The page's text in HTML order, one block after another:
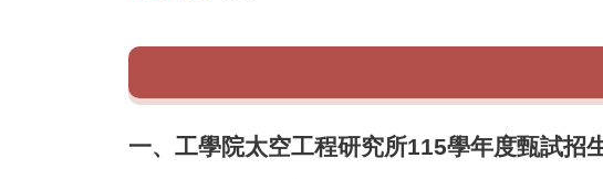
一、工學院太空工程研究所115學年度甄試招